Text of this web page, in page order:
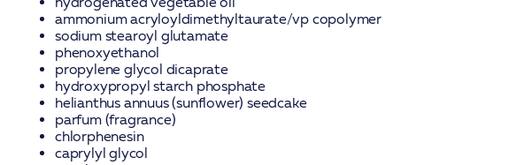
ammonium acryloyldimethyltaurate/vp copolymer
sodium stearoyl glutamate
phenoxyethanol
propylene glycol dicaprate
hydroxypropyl starch phosphate
helianthus annuus (sunflower) seedcake
parfum (fragrance)
chlorphenesin
caprylyl glycol